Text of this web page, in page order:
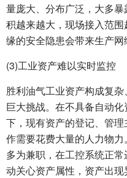
量庞大、分布广泛，大多
积越来越大，现场接入范
缘的安全隐患会带来生产网
(3)工业资产难以实时监控
胜利油气工业资产构成复
巨大挑战。在不具备自动
下，现有资产的登记、管
作需要花费大量的人力物
多为兼职，在工控系统正
动关心资产属性，资产出